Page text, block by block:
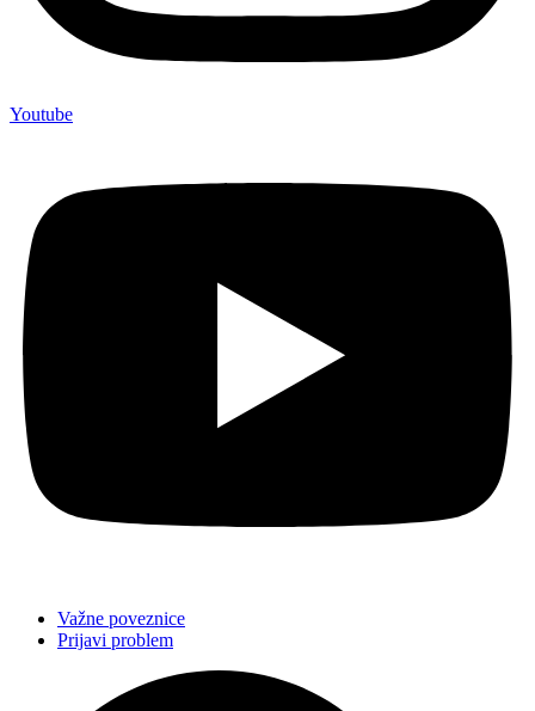
Youtube
Važne poveznice
Prijavi problem